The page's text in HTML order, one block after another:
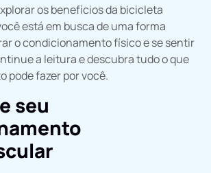
os benefícios da bicicleta
está em busca de uma forma
o condicionamento físico e se sentir
a leitura e descubra tudo o que
pode fazer por você.
seu